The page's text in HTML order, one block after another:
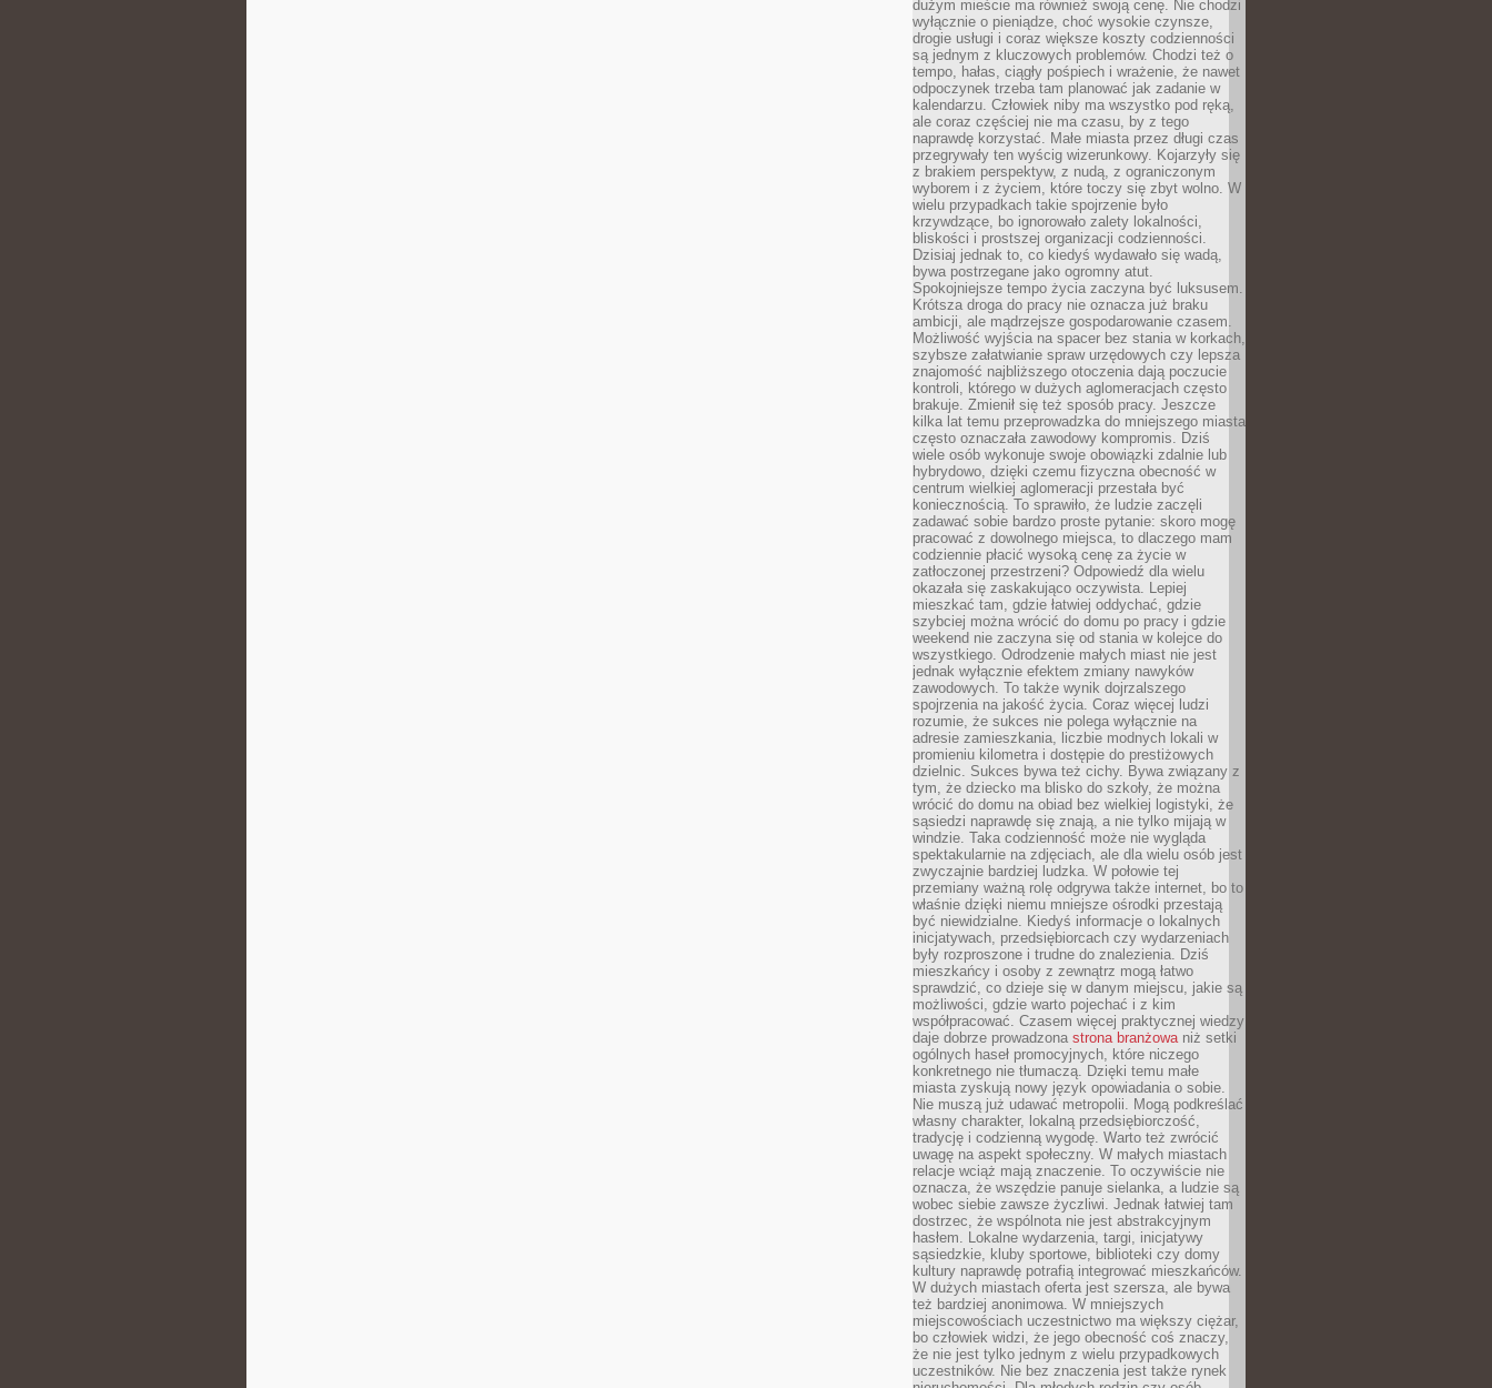
dużym mieście ma również swoją cenę. Nie chodzi
wyłącznie o pieniądze, choć wysokie czynsze,
drogie usługi i coraz większe koszty codzienności
są jednym z kluczowych problemów. Chodzi też o
tempo, hałas, ciągły pośpiech i wrażenie, że nawet
odpoczynek trzeba tam planować jak zadanie w
kalendarzu. Człowiek niby ma wszystko pod ręką,
ale coraz częściej nie ma czasu, by z tego
naprawdę korzystać. Małe miasta przez długi czas
przegrywały ten wyścig wizerunkowy. Kojarzyły się
z brakiem perspektyw, z nudą, z ograniczonym
wyborem i z życiem, które toczy się zbyt wolno. W
wielu przypadkach takie spojrzenie było
krzywdzące, bo ignorowało zalety lokalności,
bliskości i prostszej organizacji codzienności.
Dzisiaj jednak to, co kiedyś wydawało się wadą,
bywa postrzegane jako ogromny atut.
Spokojniejsze tempo życia zaczyna być luksusem.
Krótsza droga do pracy nie oznacza już braku
ambicji, ale mądrzejsze gospodarowanie czasem.
Możliwość wyjścia na spacer bez stania w korkach,
szybsze załatwianie spraw urzędowych czy lepsza
znajomość najbliższego otoczenia dają poczucie
kontroli, którego w dużych aglomeracjach często
brakuje. Zmienił się też sposób pracy. Jeszcze
kilka lat temu przeprowadzka do mniejszego miasta
często oznaczała zawodowy kompromis. Dziś
wiele osób wykonuje swoje obowiązki zdalnie lub
hybrydowo, dzięki czemu fizyczna obecność w
centrum wielkiej aglomeracji przestała być
koniecznością. To sprawiło, że ludzie zaczęli
zadawać sobie bardzo proste pytanie: skoro mogę
pracować z dowolnego miejsca, to dlaczego mam
codziennie płacić wysoką cenę za życie w
zatłoczonej przestrzeni? Odpowiedź dla wielu
okazała się zaskakująco oczywista. Lepiej
mieszkać tam, gdzie łatwiej oddychać, gdzie
szybciej można wrócić do domu po pracy i gdzie
weekend nie zaczyna się od stania w kolejce do
wszystkiego. Odrodzenie małych miast nie jest
jednak wyłącznie efektem zmiany nawyków
zawodowych. To także wynik dojrzalszego
spojrzenia na jakość życia. Coraz więcej ludzi
rozumie, że sukces nie polega wyłącznie na
adresie zamieszkania, liczbie modnych lokali w
promieniu kilometra i dostępie do prestiżowych
dzielnic. Sukces bywa też cichy. Bywa związany z
tym, że dziecko ma blisko do szkoły, że można
wrócić do domu na obiad bez wielkiej logistyki, że
sąsiedzi naprawdę się znają, a nie tylko mijają w
windzie. Taka codzienność może nie wygląda
spektakularnie na zdjęciach, ale dla wielu osób jest
zwyczajnie bardziej ludzka. W połowie tej
przemiany ważną rolę odgrywa także internet, bo to
właśnie dzięki niemu mniejsze ośrodki przestają
być niewidzialne. Kiedyś informacje o lokalnych
inicjatywach, przedsiębiorcach czy wydarzeniach
były rozproszone i trudne do znalezienia. Dziś
mieszkańcy i osoby z zewnątrz mogą łatwo
sprawdzić, co dzieje się w danym miejscu, jakie są
możliwości, gdzie warto pojechać i z kim
współpracować. Czasem więcej praktycznej wiedzy
daje dobrze prowadzona strona branżowaniż setki
ogólnych haseł promocyjnych, które niczego
konkretnego nie tłumaczą. Dzięki temu małe
miasta zyskują nowy język opowiadania o sobie.
Nie muszą już udawać metropolii. Mogą podkreślać
własny charakter, lokalną przedsiębiorczość,
tradycję i codzienną wygodę. Warto też zwrócić
uwagę na aspekt społeczny. W małych miastach
relacje wciąż mają znaczenie. To oczywiście nie
oznacza, że wszędzie panuje sielanka, a ludzie są
wobec siebie zawsze życzliwi. Jednak łatwiej tam
dostrzec, że wspólnota nie jest abstrakcyjnym
hasłem. Lokalne wydarzenia, targi, inicjatywy
sąsiedzkie, kluby sportowe, biblioteki czy domy
kultury naprawdę potrafią integrować mieszkańców.
W dużych miastach oferta jest szersza, ale bywa
też bardziej anonimowa. W mniejszych
miejscowościach uczestnictwo ma większy ciężar,
bo człowiek widzi, że jego obecność coś znaczy,
że nie jest tylko jednym z wielu przypadkowych
uczestników. Nie bez znaczenia jest także rynek